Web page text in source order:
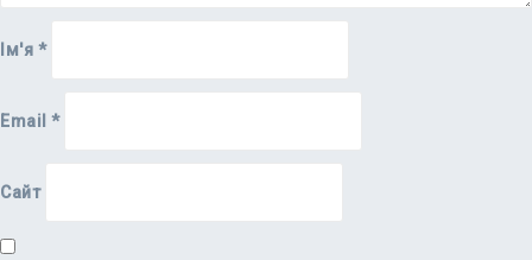
Ім'я *
Email *
Сайт